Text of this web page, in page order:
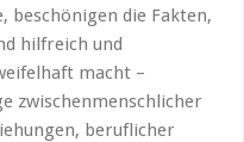
beschönigen die Fakten,
hilfreich und
macht –
zwischenmenschlicher
beruflicher